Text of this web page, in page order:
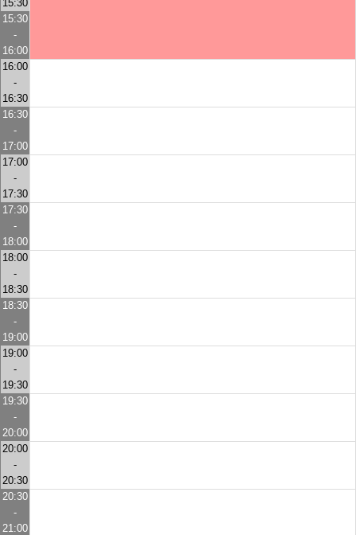
15:30
15:30
-
16:00
16:00
-
16:30
16:30
-
17:00
17:00
-
17:30
17:30
-
18:00
18:00
-
18:30
18:30
-
19:00
19:00
-
19:30
19:30
-
20:00
20:00
-
20:30
20:30
-
21:00